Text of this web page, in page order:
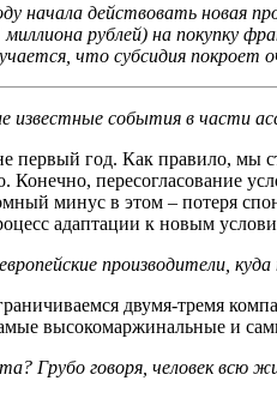
начала действовать новая
рублей) на покупку
что субсидия покроет
известные события в
первый год. Как правило,
Конечно, пересогласование
минус в этом – потеря
адаптации к новым
производители,
двумя-тремя
высокомаржинальные и
Грубо говоря, человек